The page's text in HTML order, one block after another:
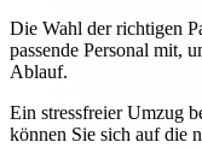
Die Wahl der richtigen
passende Personal mit,
Ablauf.
Ein stressfreier Umzug
können Sie sich auf die